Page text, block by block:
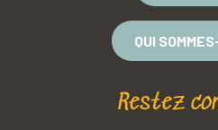
QUI
Restez